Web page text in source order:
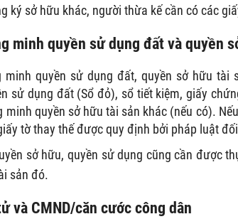
ký sở hữu khác, người thừa kế cần có các
minh quyền sử dụng đất và quyền
minh quyền sử dụng đất, quyền sở hữu
sử dụng đất (Sổ đỏ), sổ tiết kiệm, giấy
minh quyền sở hữu tài sản khác (nếu có).
tờ thay thế được quy định bởi pháp luật
sở hữu, quyền sử dụng cũng cần được
sản đó.
và CMND/căn cước công dân